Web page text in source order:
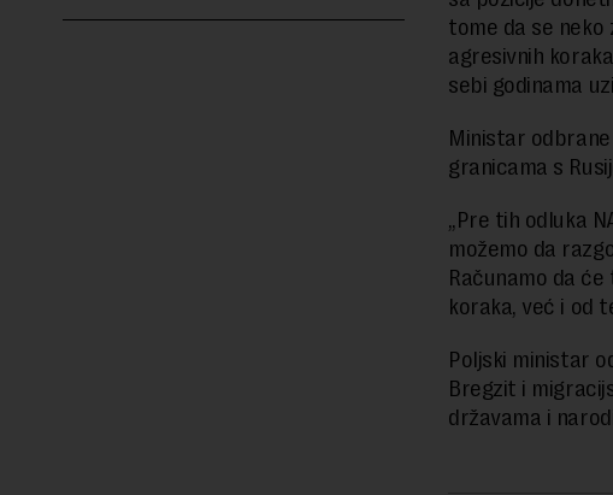
tome da se
agresivnih
sebi godinama
Ministar
granicama s
„Pre tih odluka
možemo da
Računamo da
koraka, već i od
Poljski ministar
Bregzit i
državama i